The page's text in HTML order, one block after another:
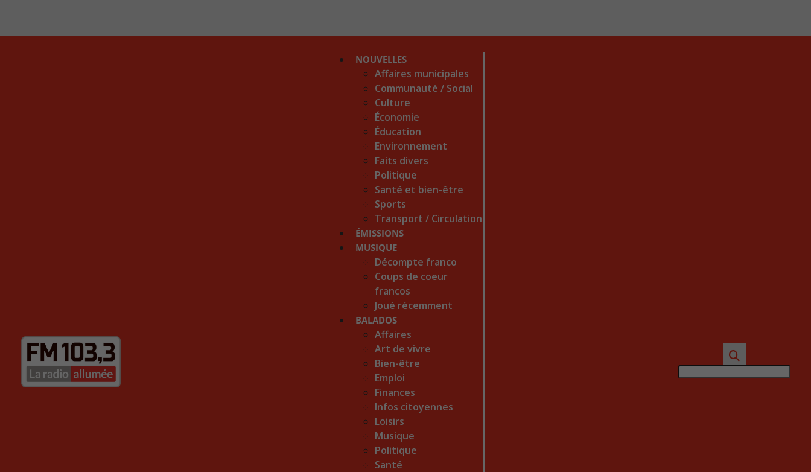
NOUVELLES
Affaires municipales
Communauté / Social
Culture
Économie
Éducation
Environnement
Faits divers
Politique
Santé et bien-être
Sports
Transport / Circulation
ÉMISSIONS
MUSIQUE
Décompte franco
Coups de coeur
francos
Joué récemment
BALADOS
Affaires
Art de vivre
Bien-être
Emploi
Finances
Infos citoyennes
Loisirs
Musique
Politique
Santé